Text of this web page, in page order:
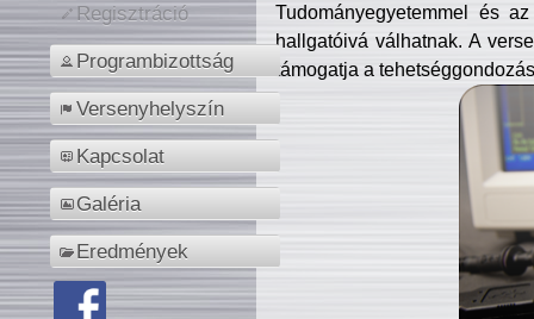
Regisztráció
Programbizottság
Versenyhelyszín
Kapcsolat
Galéria
Eredmények
Tudományegyetemmel és
hallgatóivá válhatnak. A
támogatja a